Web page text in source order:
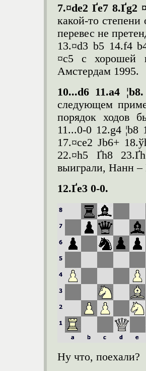
7.¤de2 Ґe7 8.Ґg2
какой-то
перевес не
13.¤d3 b5 14.f4
¤c5 с хорошей
Амстердам 1995.
10...d6 11.a4
следующем
порядок ходов
11...0-0 12.g4
17.¤ce2 Јb6+
22.¤h5 Ґh8
выиграли, Нанн –
12.Ґe3 0-0.
Ну что, поехали?